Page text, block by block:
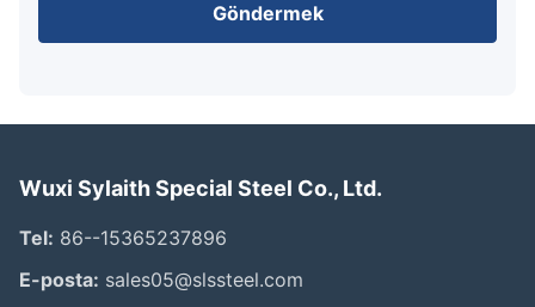
Göndermek
Wuxi Sylaith Special Steel Co., Ltd.
Tel: 86--15365237896
E-posta: sales05@slssteel.com